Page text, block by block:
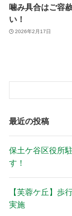
噛み具合はご容
い！
2026年2月17日
最近の投稿
保土ケ谷区役所
す！
【芙蓉ケ丘】歩
実施